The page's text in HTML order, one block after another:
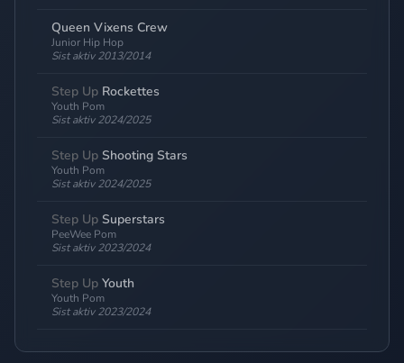
Queen Vixens Crew
Junior Hip Hop
Sist aktiv 2013/2014
Step Up Rockettes
Youth Pom
Sist aktiv 2024/2025
Step Up Shooting Stars
Youth Pom
Sist aktiv 2024/2025
Step Up Superstars
PeeWee Pom
Sist aktiv 2023/2024
Step Up Youth
Youth Pom
Sist aktiv 2023/2024